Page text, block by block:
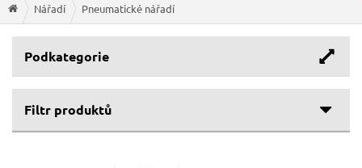
Nářadí Pneumatické nářadí
Podkategorie
Filtr produktů